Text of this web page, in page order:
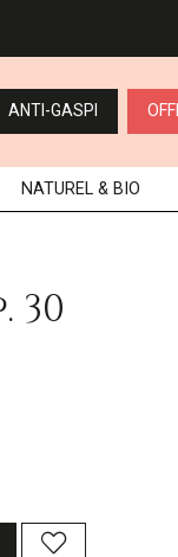
ANTI-GASPI
NATUREL & BIO
30